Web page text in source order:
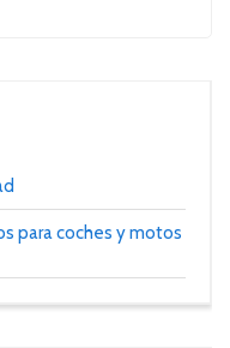
para coches y motos